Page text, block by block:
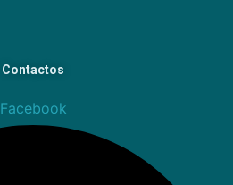
Contactos
Facebook